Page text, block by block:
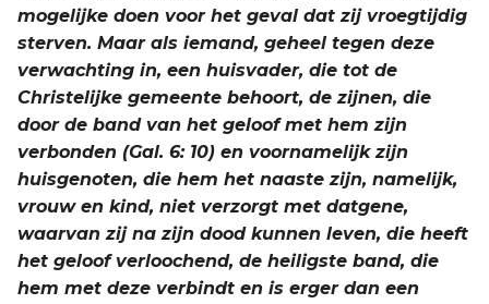
mogelijke doen voor het geval dat zij vroegtijdig
sterven. Maar als iemand, geheel tegen deze
verwachting in, een huisvader, die tot de
Christelijke gemeente behoort, de zijnen, die
door de band van het geloof met hem zijn
verbonden (Gal. 6: 10) en voornamelijk zijn
huisgenoten, die hem het naaste zijn, namelijk,
vrouw en kind, niet verzorgt met datgene,
waarvan zij na zijn dood kunnen leven, die heeft
het geloof verloochend, de heiligste band, die
hem met deze verbindt en is erger dan een